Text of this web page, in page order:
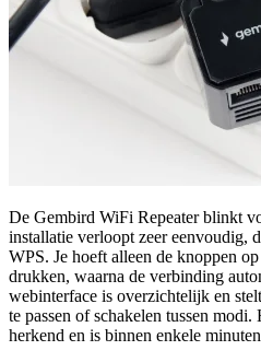
De Gembird WiFi Repeater blinkt
installatie verloopt zeer eenvoudig,
WPS. Je hoeft alleen de knoppen
drukken, waarna de verbinding
webinterface is overzichtelijk en
te passen of schakelen tussen
herkend en is binnen enkele